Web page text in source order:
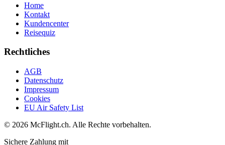
Home
Kontakt
Kundencenter
Reisequiz
Rechtliches
AGB
Datenschutz
Impressum
Cookies
EU Air Safety List
© 2026 McFlight.ch. Alle Rechte vorbehalten.
Sichere Zahlung mit